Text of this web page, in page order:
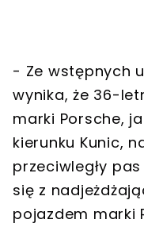
- Ze wstępnych
wynika, że 36-
marki Porsche,
kierunku Kunic,
przeciwległy
się z
pojazdem marki